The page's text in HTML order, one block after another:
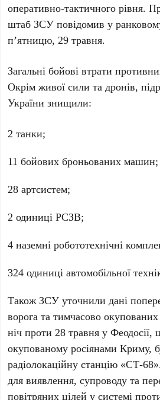
оперативно-тактичного рівня.
штаб ЗСУ повідомив у
п’ятницю, 29 травня.
Загальні бойові втрати
Окрім живої сили та дронів,
України знищили:
2 танки;
11 бойових броньованих машин;
28 артсистем;
2 одиниці РСЗВ;
4 наземні робототехнічні
324 одиниці автомобільної
ТакожЗСУ уточнили дані
ворога та тимчасово
ніч проти28 травня уФеодосії,
окупованому росіянамиКриму,
радіолокаційну станцію «СТ-68
для виявлення, супроводу та
повітряних цілей у системі